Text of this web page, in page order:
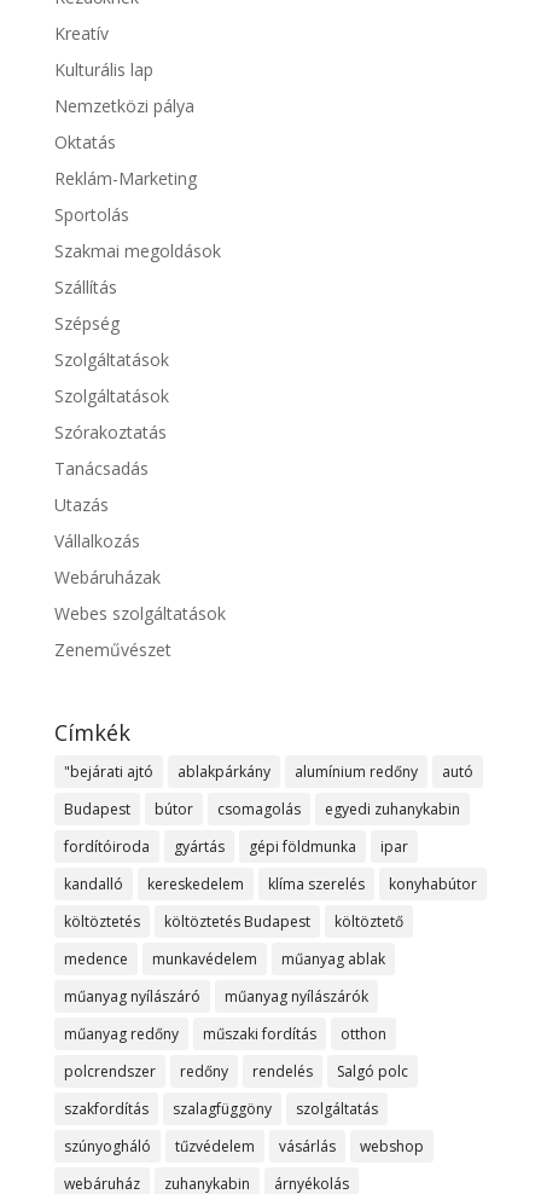
Kreatív
Kulturális lap
Nemzetközi pálya
Oktatás
Reklám-Marketing
Sportolás
Szakmai megoldások
Szállítás
Szépség
Szolgáltatások
Szolgáltatások
Szórakoztatás
Tanácsadás
Utazás
Vállalkozás
Webáruházak
Webes szolgáltatások
Zeneművészet
Címkék
"bejárati ajtó ablakpárkány alumínium redőny
autó
Budapest
bútor csomagolás
egyedi zuhanykabin
fordítóiroda
gyártás gépi földmunka
ipar
kandalló
kereskedelem klíma szerelés
konyhabútor
költöztetés
költöztetés Budapest
költöztető
medence
munkavédelem
műanyag ablak
műanyag nyílászáró
műanyag nyílászárók
műanyag redőny
műszaki fordítás
otthon
polcrendszer
redőny rendelés
Salgó polc
szakfordítás
szalagfüggöny
szolgáltatás
szúnyogháló
tűzvédelem vásárlás
webshop
webáruház
zuhanykabin árnyékolás